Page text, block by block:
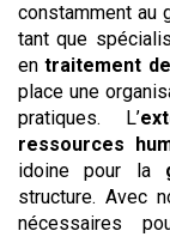
constamment au
tant que
entraitement
place une
pratiques. L’
ressources
idoine pour la
structure. Avec
nécessaires